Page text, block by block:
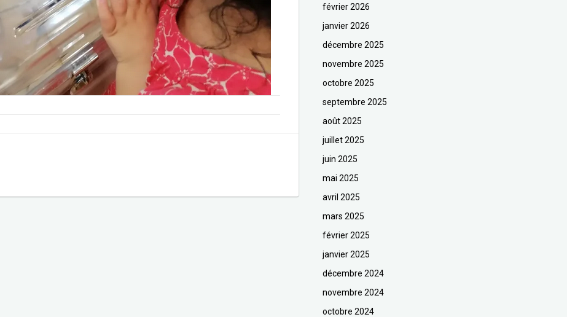
février 2026
janvier 2026
décembre 2025
novembre 2025
octobre 2025
septembre 2025
août 2025
juillet 2025
juin 2025
mai 2025
avril 2025
mars 2025
février 2025
janvier 2025
décembre 2024
novembre 2024
octobre 2024